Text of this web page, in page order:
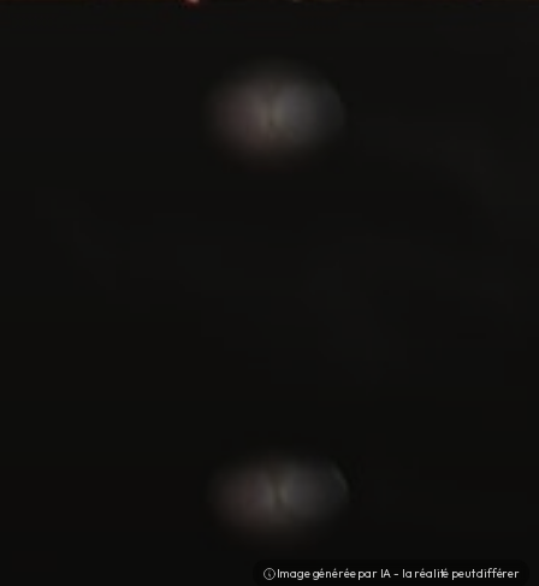
Image générée par IA - la réalité peut différer